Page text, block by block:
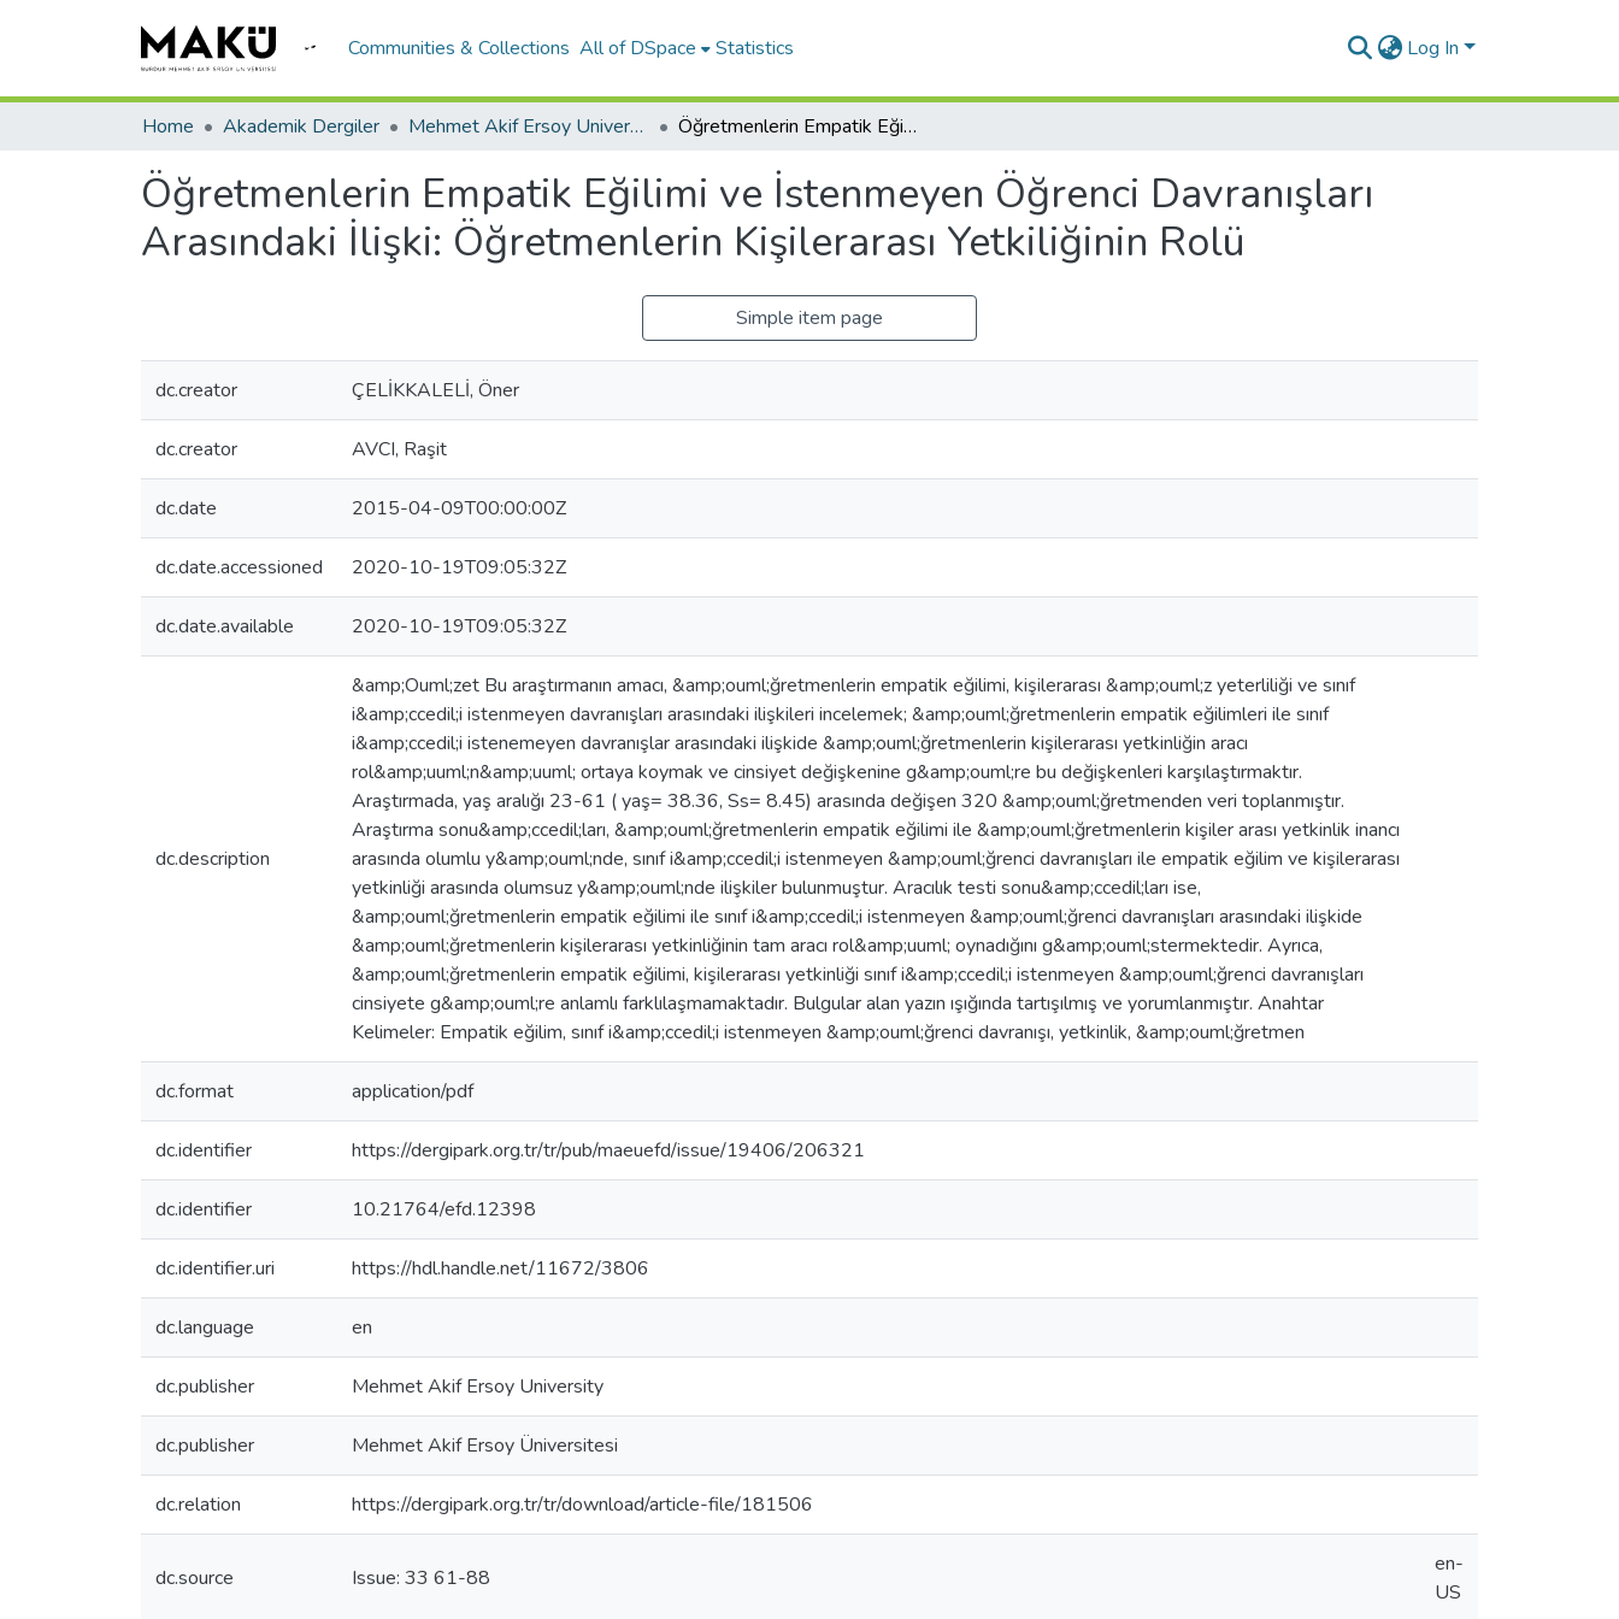
Communities & Collections All of DSpace Statistics Log In
Home Akademik Dergiler Mehmet Akif Ersoy University Journal of Education Faculty Öğretmenlerin Empatik Eğilimi ve İstenmeyen Öğrenci Davranışları Arasındaki İlişki: Öğretmenlerin Kişilerarası Yetkiliğinin Rolü
Öğretmenlerin Empatik Eğilimi ve İstenmeyen Öğrenci Davranışları
Arasındaki İlişki: Öğretmenlerin Kişilerarası Yetkiliğinin Rolü
Simple item page
dc.creator ÇELİKKALELİ, Öner
dc.creator AVCI, Raşit
dc.date 2015-04-09T00:00:00Z
dc.date.accessioned 2020-10-19T09:05:32Z
dc.date.available 2020-10-19T09:05:32Z
dc.description
&amp;Ouml;zet Bu araştırmanın amacı, &amp;ouml;ğretmenlerin empatik eğilimi, kişilerarası &amp;ouml;z yeterliliği ve sınıf
i&amp;ccedil;i istenmeyen davranışları arasındaki ilişkileri incelemek; &amp;ouml;ğretmenlerin empatik eğilimleri ile sınıf
i&amp;ccedil;i istenemeyen davranışlar arasındaki ilişkide &amp;ouml;ğretmenlerin kişilerarası yetkinliğin aracı
rol&amp;uuml;n&amp;uuml; ortaya koymak ve cinsiyet değişkenine g&amp;ouml;re bu değişkenleri karşılaştırmaktır.
Araştırmada, yaş aralığı 23-61 ( yaş= 38.36, Ss= 8.45) arasında değişen 320 &amp;ouml;ğretmenden veri toplanmıştır.
Araştırma sonu&amp;ccedil;ları, &amp;ouml;ğretmenlerin empatik eğilimi ile &amp;ouml;ğretmenlerin kişiler arası yetkinlik inancı
arasında olumlu y&amp;ouml;nde, sınıf i&amp;ccedil;i istenmeyen &amp;ouml;ğrenci davranışları ile empatik eğilim ve kişilerarası
yetkinliği arasında olumsuz y&amp;ouml;nde ilişkiler bulunmuştur. Aracılık testi sonu&amp;ccedil;ları ise,
&amp;ouml;ğretmenlerin empatik eğilimi ile sınıf i&amp;ccedil;i istenmeyen &amp;ouml;ğrenci davranışları arasındaki ilişkide
&amp;ouml;ğretmenlerin kişilerarası yetkinliğinin tam aracı rol&amp;uuml; oynadığını g&amp;ouml;stermektedir. Ayrıca,
&amp;ouml;ğretmenlerin empatik eğilimi, kişilerarası yetkinliği sınıf i&amp;ccedil;i istenmeyen &amp;ouml;ğrenci davranışları
cinsiyete g&amp;ouml;re anlamlı farklılaşmamaktadır. Bulgular alan yazın ışığında tartışılmış ve yorumlanmıştır. Anahtar
Kelimeler: Empatik eğilim, sınıf i&amp;ccedil;i istenmeyen &amp;ouml;ğrenci davranışı, yetkinlik, &amp;ouml;ğretmen
dc.format application/pdf
dc.identifier https://dergipark.org.tr/tr/pub/maeuefd/issue/19406/206321
dc.identifier 10.21764/efd.12398
dc.identifier.uri https://hdl.handle.net/11672/3806
dc.language en
dc.publisher Mehmet Akif Ersoy University
dc.publisher Mehmet Akif Ersoy Üniversitesi
dc.relation https://dergipark.org.tr/tr/download/article-file/181506
dc.source Issue: 33 61-88
en-
US